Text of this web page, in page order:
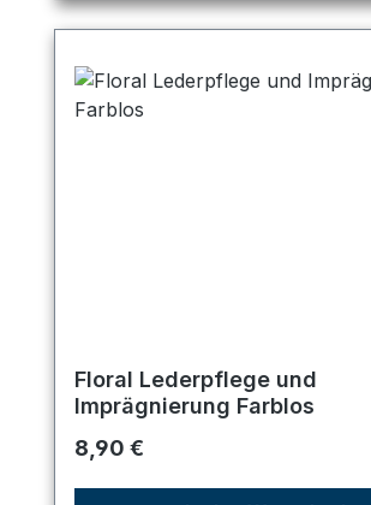
Floral Lederpflege und
Imprägnierung Farblos
Regulärer Preis:
8,90 €